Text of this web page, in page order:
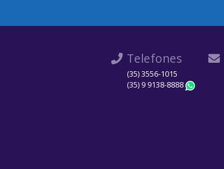
Telefones
(35) 3556-1015
(35) 9 9138-8888